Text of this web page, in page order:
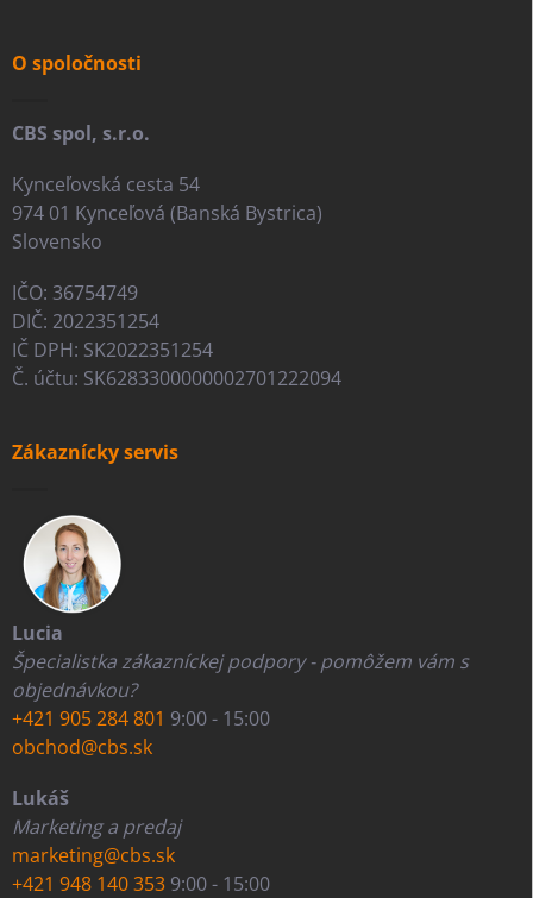
O spoločnosti
CBS spol, s.r.o.
Kynceľovská cesta 54
974 01 Kynceľová (Banská Bystrica)
Slovensko
IČO: 36754749
DIČ: 2022351254
IČ DPH: SK2022351254
Č. účtu: SK6283300000002701222094
Zákaznícky servis
Lucia
Špecialistka zákazníckej podpory - pomôžem vám s
objednávkou?
+421 905 284 801 9:00 - 15:00
obchod@cbs.sk
Lukáš
Marketing a predaj
marketing@cbs.sk
+421 948 140 353 9:00 - 15:00